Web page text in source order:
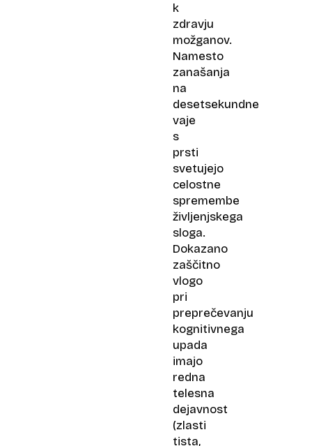
k
zdravju
možganov.
Namesto
zanašanja
na
desetsekundne
vaje
s
prsti
svetujejo
celostne
spremembe
življenjskega
sloga.
Dokazano
zaščitno
vlogo
pri
preprečevanju
kognitivnega
upada
imajo
redna
telesna
dejavnost
(zlasti
tista,